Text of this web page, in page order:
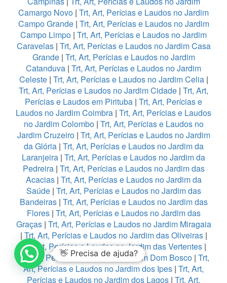
Camargo Novo | Trt, Art, Perícias e Laudos no Jardim
Campo Grande| Trt, Art, Perícias e Laudos no Jardim
Campo Limpo | Trt, Art, Perícias e Laudos no Jardim
Caravelas| Trt, Art, Perícias e Laudos no Jardim Casa
Grande| Trt, Art, Perícias e Laudos no Jardim
Catanduva | Trt, Art, Perícias e Laudos no Jardim
Celeste| Trt, Art, Perícias e Laudos no Jardim Celia|
Trt, Art, Perícias e Laudos no Jardim Cidade | Trt, Art,
Perícias e Laudos em Pirituba | Trt, Art, Perícias e
Laudos no Jardim Coimbra | Trt, Art, Perícias e Laudos
no Jardim Colombo| Trt, Art, Perícias e Laudos no
Jardim Cruzeiro| Trt, Art, Perícias e Laudos no Jardim
da Glória| Trt, Art, Perícias e Laudos no Jardim da
Laranjeira | Trt, Art, Perícias e Laudos no Jardim da
Pedreira| Trt, Art, Perícias e Laudos no Jardim das
Acacias| Trt, Art, Perícias e Laudos no Jardim da
Saúde| Trt, Art, Perícias e Laudos no Jardim das
Bandeiras| Trt, Art, Perícias e Laudos no Jardim das
Flores| Trt, Art, Perícias e Laudos no Jardim das
Graças| Trt, Art, Perícias e Laudos no Jardim Miragaia
| Trt, Art, Perícias e Laudos no Jardim das Oliveiras|
Trt, Art, Perícias e Laudos no Jardim das Vertentes|
Trt, Art, Perícias e Laudos no Jardim Dom Bosco| Trt,
Art, Perícias e Laudos no Jardim dos Ipes | Trt, Art,
Perícias e Laudos no Jardim dos Lagos | Trt, Art,
👋 Precisa de ajuda?